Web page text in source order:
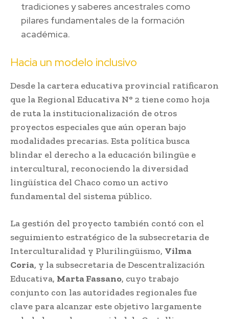
tradiciones y saberes ancestrales como
pilares fundamentales de la formación
académica.
Hacia un modelo inclusivo
Desde la cartera educativa provincial ratificaron
que la Regional Educativa N° 2 tiene como hoja
de ruta la institucionalización de otros
proyectos especiales que aún operan bajo
modalidades precarias. Esta política busca
blindar el derecho a la educación bilingüe e
intercultural, reconociendo la diversidad
lingüística del Chaco como un activo
fundamental del sistema público.
La gestión del proyecto también contó con el
seguimiento estratégico de la subsecretaria de
Interculturalidad y Plurilingüismo, Vilma
Coria, y la subsecretaria de Descentralización
Educativa, Marta Fassano, cuyo trabajo
conjunto con las autoridades regionales fue
clave para alcanzar este objetivo largamente